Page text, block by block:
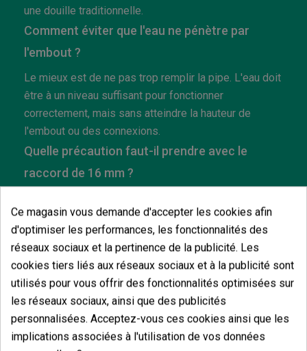
une douille traditionnelle.
Comment éviter que l'eau ne pénètre par
l'embout ?
Le mieux est de ne pas trop remplir la pipe. L'eau doit
être à un niveau suffisant pour fonctionner
correctement, mais sans atteindre la hauteur de
l'embout ou des connexions.
Quelle précaution faut-il prendre avec le
raccord de 16 mm ?
retrait. Même si le raccord a la bonne taille, le verre
peut être endommagé si une pression excessive est
exercée ou s'il est inséré de biais.
Vous aimerez aussi
Ce magasin vous demande d'accepter les cookies afin
d'optimiser les performances, les fonctionnalités des
réseaux sociaux et la pertinence de la publicité. Les
cookies tiers liés aux réseaux sociaux et à la publicité sont
utilisés pour vous offrir des fonctionnalités optimisées sur
les réseaux sociaux, ainsi que des publicités
personnalisées. Acceptez-vous ces cookies ainsi que les
implications associées à l'utilisation de vos données